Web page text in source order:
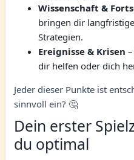
Wissenschaft &
bringen dir
Strategien.
Ereignisse & Krisen
dir helfen oder dich
Jeder dieser Punkte ist
sinnvoll ein? 🤔
Dein erster
du optimal